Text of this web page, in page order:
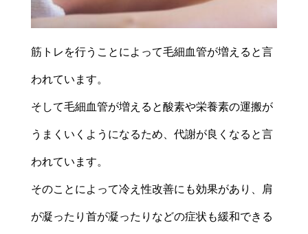
筋トレを行うことによって毛細血管が増えると言
われています。
そして毛細血管が増えると酸素や栄養素の運搬が
うまくいくようになるため、代謝が良くなると言
われています。
そのことによって冷え性改善にも効果があり、肩
が凝ったり首が凝ったりなどの症状も緩和できる